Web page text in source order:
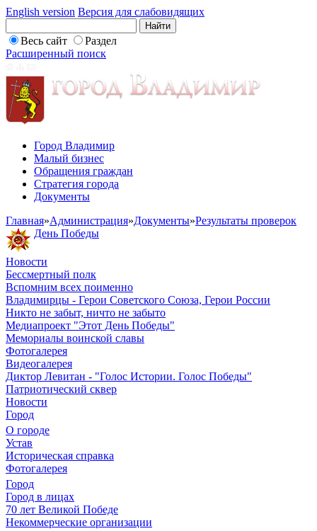
English version Версия для слабовидящих
Весь сайт
Раздел
Расширенный поиск
Город Владимир
Малый бизнес
Обращения граждан
Стратегия города
Документы
Главная»Администрация»Документы»Результаты проверок
День Победы
Новости
Бессмертный полк
Вспомним всех поименно
Владимирцы - Герои Советского Союза, Герои России
Никто не забыт, ничто не забыто
Медиапроект "Этот День Победы"
Мемориалы воинской славы
Фотогалерея
Видеогалерея
Диктор Левитан - "Голос Истории. Голос Победы"
Патриотический сквер
Новости
Город
О городе
Устав
Историческая справка
Фотогалерея
Город
Город в лицах
70 лет Великой Победе
Некоммерческие организации